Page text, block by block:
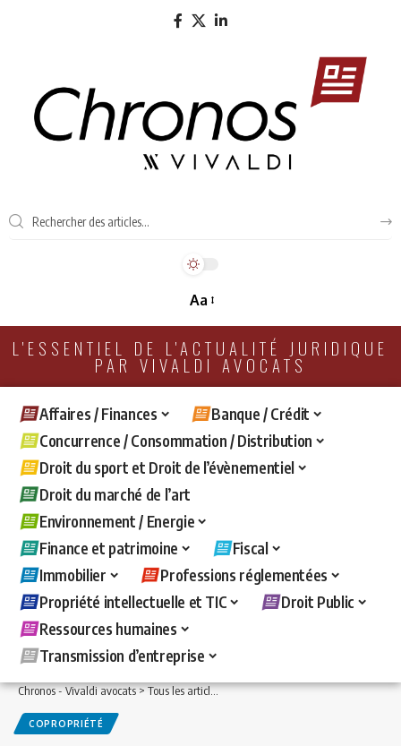
Aa
L'ESSENTIEL DE L'ACTUALITÉ JURIDIQUE
PAR VIVALDI AVOCATS
Affaires / Finances
Banque / Crédit
Concurrence / Consommation / Distribution
Droit du sport et Droit de l’évènementiel
Droit du marché de l’art
Environnement / Energie
Finance et patrimoine
Fiscal
Immobilier
Professions réglementées
Propriété intellectuelle et TIC
Droit Public
Ressources humaines
Transmission d’entreprise
Chronos - Vivaldi avocats>Tous les articles >Immobilier>Copropriété>Validité
COPROPRIÉTÉ